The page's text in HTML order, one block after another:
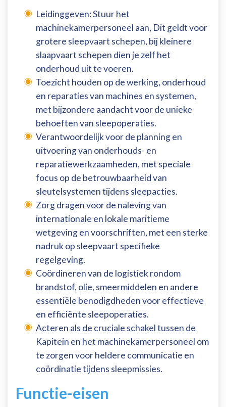
Leidinggeven: Stuur het
machinekamerpersoneel aan, Dit geldt voor
grotere sleepvaart schepen, bij kleinere
slaapvaart schepen dien je zelf het
onderhoud uit te voeren.
Toezicht houden op de werking, onderhoud
en reparaties van machines en systemen,
met bijzondere aandacht voor de unieke
behoeften van sleepoperaties.
Verantwoordelijk voor de planning en
uitvoering van onderhouds- en
reparatiewerkzaamheden, met speciale
focus op de betrouwbaarheid van
sleutelsystemen tijdens sleepacties.
Zorg dragen voor de naleving van
internationale en lokale maritieme
wetgeving en voorschriften, met een sterke
nadruk op sleepvaart specifieke
regelgeving.
Coördineren van de logistiek rondom
brandstof, olie, smeermiddelen en andere
essentiële benodigdheden voor effectieve
en efficiënte sleepoperaties.
Acteren als de cruciale schakel tussen de
Kapitein en het machinekamerpersoneel om
te zorgen voor heldere communicatie en
coördinatie tijdens sleepmissies.
Functie-eisen